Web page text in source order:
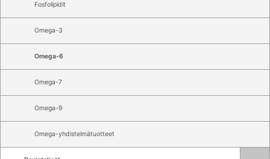
Fosfolipidit
Omega-3
Omega-6
Omega-7
Omega-9
Omega-yhdistelmätuotteet